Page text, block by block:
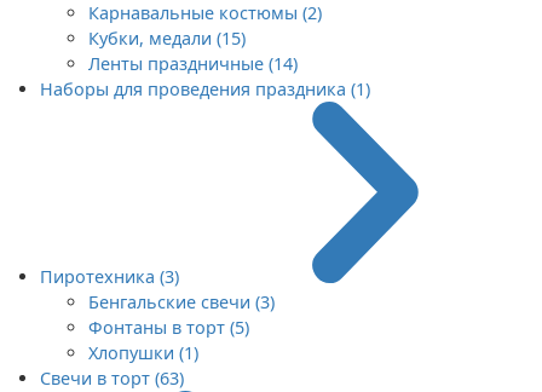
Карнавальные костюмы (2)
Кубки, медали (15)
Ленты праздничные (14)
Наборы для проведения праздника (1)
Пиротехника (3)
Бенгальские свечи (3)
Фонтаны в торт (5)
Хлопушки (1)
Свечи в торт (63)